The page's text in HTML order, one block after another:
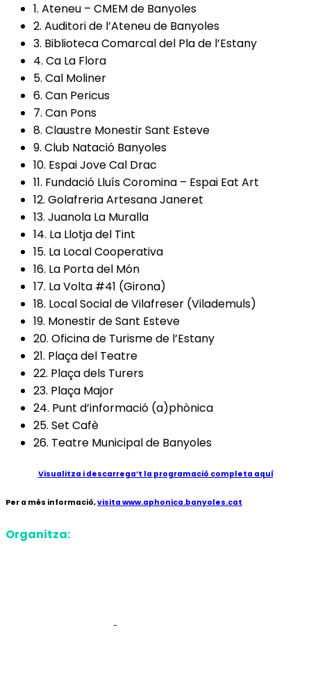
1. Ateneu – CMEM de Banyoles
2. Auditori de l’Ateneu de Banyoles
3. Biblioteca Comarcal del Pla de l’Estany
4. Ca La Flora
5. Cal Moliner
6. Can Pericus
7. Can Pons
8. Claustre Monestir Sant Esteve
9. Club Natació Banyoles
10. Espai Jove Cal Drac
11. Fundació Lluís Coromina – Espai Eat Art
12. Golafreria Artesana Janeret
13. Juanola La Muralla
14. La Llotja del Tint
15. La Local Cooperativa
16. La Porta del Món
17. La Volta #41 (Girona)
18. Local Social de Vilafreser (Vilademuls)
19. Monestir de Sant Esteve
20. Oficina de Turisme de l’Estany
21. Plaça del Teatre
22. Plaça dels Turers
23. Plaça Major
24. Punt d’informació (a)phònica
25. Set Cafè
26. Teatre Municipal de Banyoles
Visualitza i descarrega’t la programació completa aquí
Per a més informació,visita www.aphonica.banyoles.cat
Organitza: